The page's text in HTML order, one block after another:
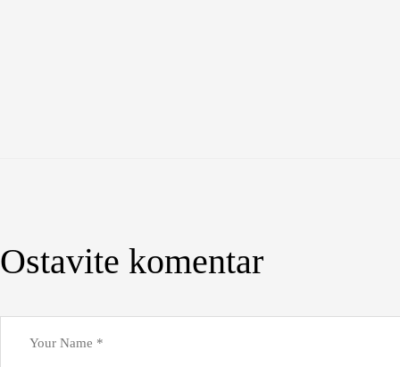
Ostavite komentar